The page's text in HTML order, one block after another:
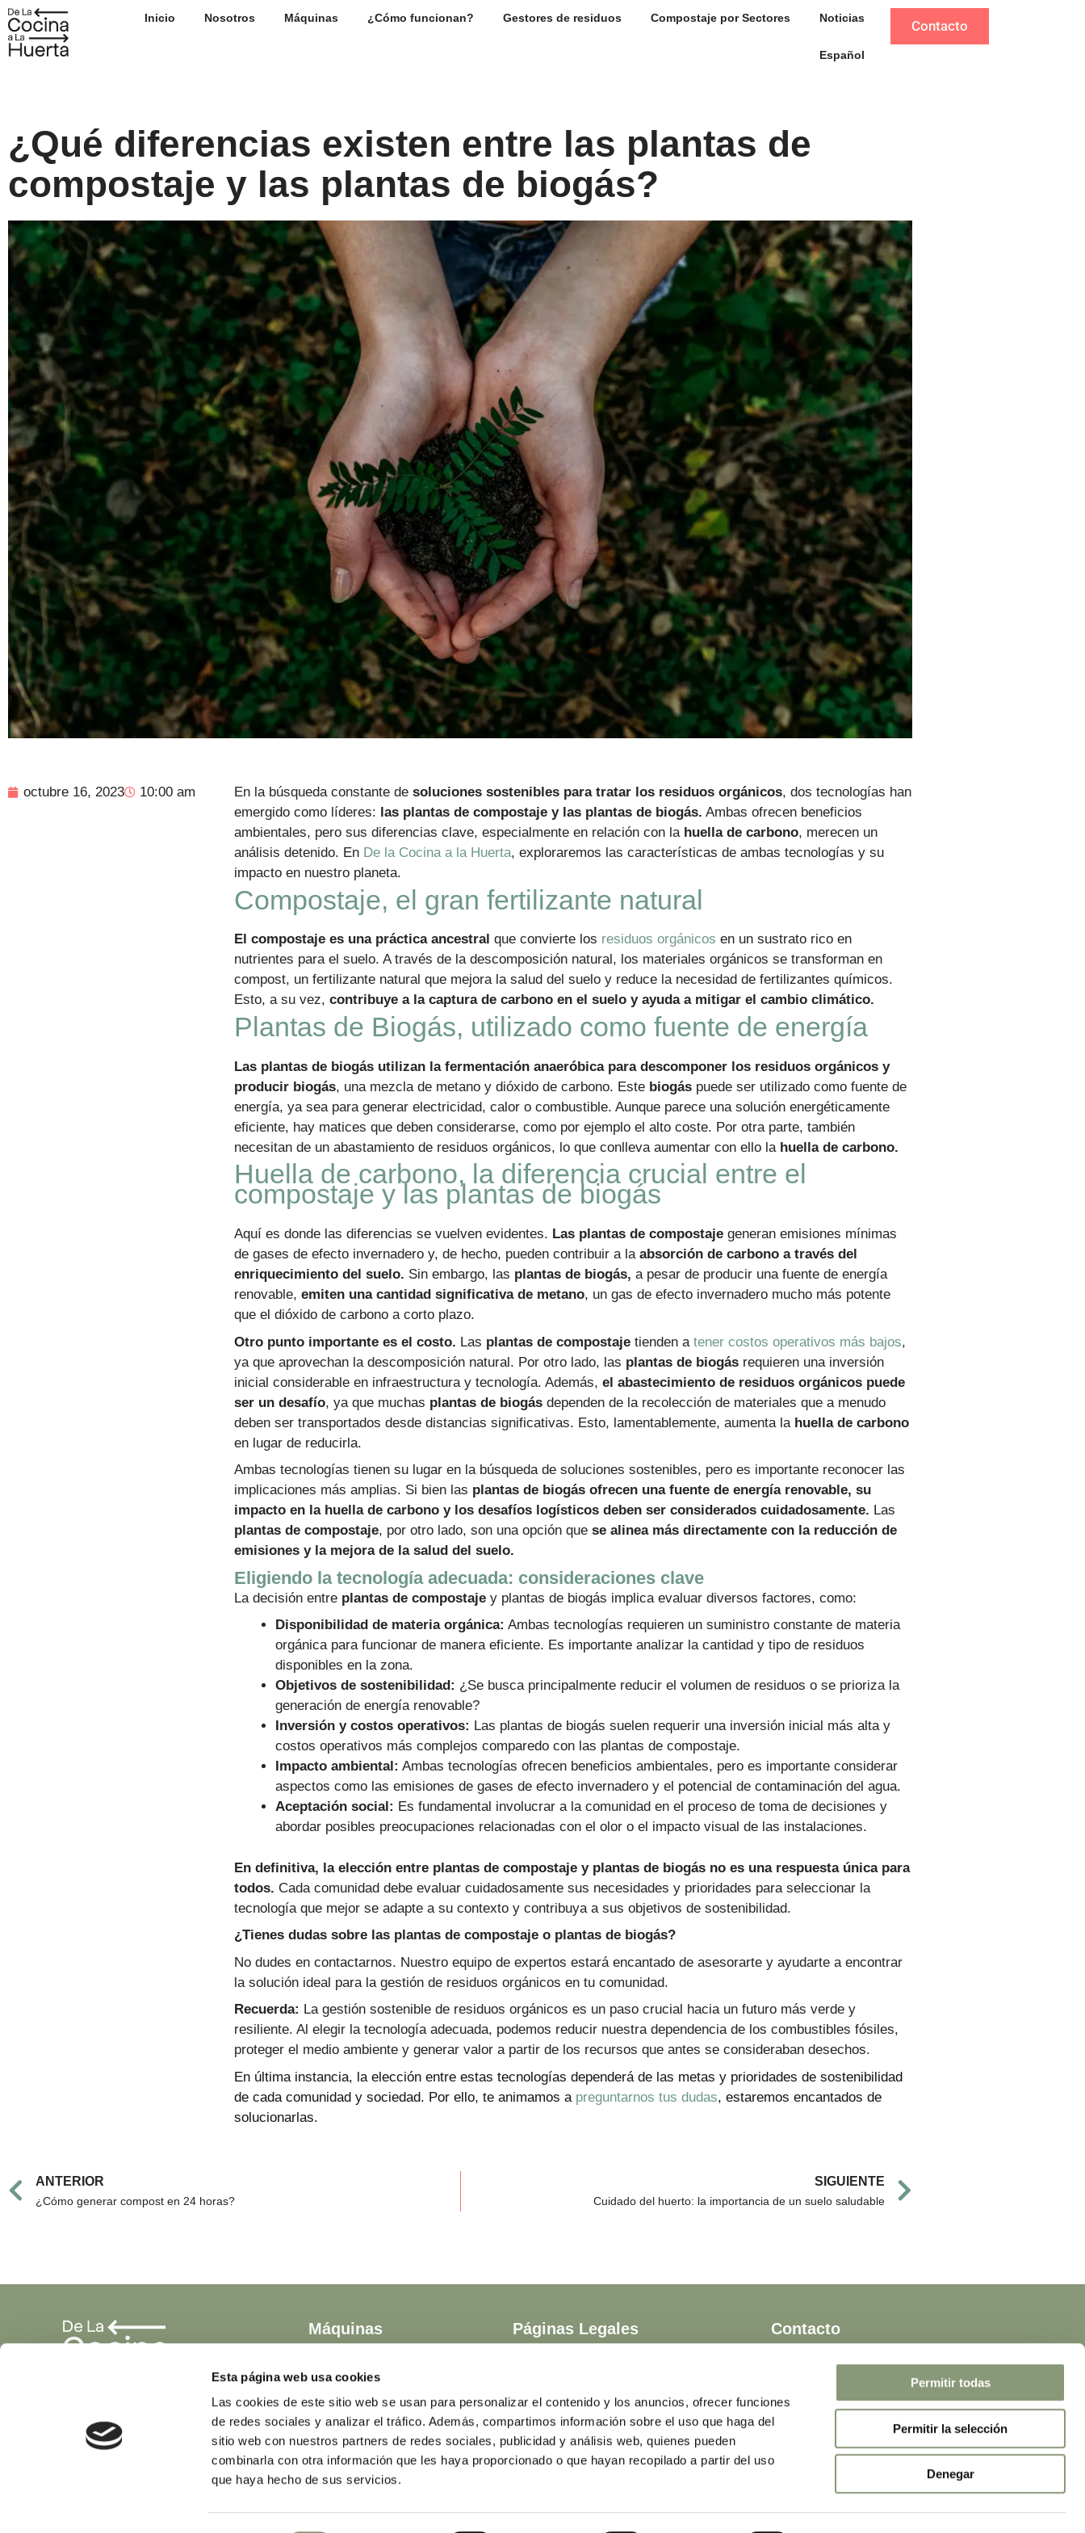
Esta página web usa cookies
Las cookies de este sitio web se usan para personalizar el contenido y los anuncios, ofrecer funciones
de redes sociales y analizar el tráfico. Además, compartimos información sobre el uso que haga del
sitio web con nuestros partners de redes sociales, publicidad y análisis web, quienes pueden
combinarla con otra información que les haya proporcionado o que hayan recopilado a partir del uso
que haya hecho de sus servicios.
Permitir todas
Permitir la selección
Denegar
al
contenido
Inicio Nosotros Máquinas ¿Cómo funcionan? Gestores de residuos Compostaje por Sectores Noticias
Español
Contacto
¿Qué diferencias existen entre las plantas de
compostaje y las plantas de biogás?
octubre 16, 2023 10:00 am En la búsqueda constante de soluciones sostenibles para tratar los residuos orgánicos, dos tecnologías han
emergido como líderes: las plantas de compostaje y las plantas de biogás. Ambas ofrecen beneficios
ambientales, pero sus diferencias clave, especialmente en relación con la huella de carbono, merecen un
análisis detenido. En De la Cocina a la Huerta, exploraremos las características de ambas tecnologías y su
impacto en nuestro planeta.
Compostaje, el gran fertilizante natural
El compostaje es una práctica ancestral que convierte los residuos orgánicos en un sustrato rico en
nutrientes para el suelo. A través de la descomposición natural, los materiales orgánicos se transforman en
compost, un fertilizante natural que mejora la salud del suelo y reduce la necesidad de fertilizantes químicos.
Esto, a su vez, contribuye a la captura de carbono en el suelo y ayuda a mitigar el cambio climático.
Plantas de Biogás, utilizado como fuente de energía
Las plantas de biogás utilizan la fermentación anaeróbica para descomponer los residuos orgánicos y
producir biogás, una mezcla de metano y dióxido de carbono. Este biogáspuede ser utilizado como fuente de
energía, ya sea para generar electricidad, calor o combustible. Aunque parece una solución energéticamente
eficiente, hay matices que deben considerarse, como por ejemplo el alto coste. Por otra parte, también
necesitan de un abastamiento de residuos orgánicos, lo que conlleva aumentar con ello la huella de carbono.
Huella de carbono, la diferencia crucial entre el
compostaje y las plantas de biogás
Aquí es donde las diferencias se vuelven evidentes. Las plantas de compostajegeneran emisiones mínimas
de gases de efecto invernadero y, de hecho, pueden contribuir a la absorción de carbono a través del
enriquecimiento del suelo. Sin embargo, las plantas de biogás, a pesar de producir una fuente de energía
renovable, emiten una cantidad significativa de metano, un gas de efecto invernadero mucho más potente
que el dióxido de carbono a corto plazo.
Otro punto importante es el costo. Las plantas de compostaje tienden a tener costos operativos más bajos,
ya que aprovechan la descomposición natural. Por otro lado, las plantas de biogásrequieren una inversión
inicial considerable en infraestructura y tecnología. Además, el abastecimiento de residuos orgánicos puede
ser un desafío, ya que muchas plantas de biogás dependen de la recolección de materiales que a menudo
deben ser transportados desde distancias significativas. Esto, lamentablemente, aumenta la huella de carbono
en lugar de reducirla.
Ambas tecnologías tienen su lugar en la búsqueda de soluciones sostenibles, pero es importante reconocer las
implicaciones más amplias. Si bien las plantas de biogás ofrecen una fuente de energía renovable, su
impacto en la huella de carbono y los desafíos logísticos deben ser considerados cuidadosamente. Las
plantas de compostaje, por otro lado, son una opción que se alinea más directamente con la reducción de
emisiones y la mejora de la salud del suelo.
Eligiendo la tecnología adecuada: consideraciones clave
La decisión entre plantas de compostajey plantas de biogás implica evaluar diversos factores, como:
Disponibilidad de materia orgánica: Ambas tecnologías requieren un suministro constante de materia
orgánica para funcionar de manera eficiente. Es importante analizar la cantidad y tipo de residuos
disponibles en la zona.
Objetivos de sostenibilidad: ¿Se busca principalmente reducir el volumen de residuos o se prioriza la
generación de energía renovable?
Inversión y costos operativos: Las plantas de biogás suelen requerir una inversión inicial más alta y
costos operativos más complejos comparedo con las plantas de compostaje.
Impacto ambiental: Ambas tecnologías ofrecen beneficios ambientales, pero es importante considerar
aspectos como las emisiones de gases de efecto invernadero y el potencial de contaminación del agua.
Aceptación social: Es fundamental involucrar a la comunidad en el proceso de toma de decisiones y
abordar posibles preocupaciones relacionadas con el olor o el impacto visual de las instalaciones.
En definitiva, la elección entre plantas de compostaje y plantas de biogás no es una respuesta única para
todos. Cada comunidad debe evaluar cuidadosamente sus necesidades y prioridades para seleccionar la
tecnología que mejor se adapte a su contexto y contribuya a sus objetivos de sostenibilidad.
¿Tienes dudas sobre las plantas de compostaje o plantas de biogás?
No dudes en contactarnos. Nuestro equipo de expertos estará encantado de asesorarte y ayudarte a encontrar
la solución ideal para la gestión de residuos orgánicos en tu comunidad.
Recuerda: La gestión sostenible de residuos orgánicos es un paso crucial hacia un futuro más verde y
resiliente. Al elegir la tecnología adecuada, podemos reducir nuestra dependencia de los combustibles fósiles,
proteger el medio ambiente y generar valor a partir de los recursos que antes se consideraban desechos.
En última instancia, la elección entre estas tecnologías dependerá de las metas y prioridades de sostenibilidad
de cada comunidad y sociedad. Por ello, te animamos a preguntarnos tus dudas, estaremos encantados de
solucionarlas.
Prev
ANTERIOR
¿Cómo generar compost en 24 horas?
SIGUIENTE
Cuidado del huerto: la importancia de un suelo saludable
F
a
c
e
Máquinas
GG10
GG50
GG100
GG200
GG500
Páginas Legales Contacto